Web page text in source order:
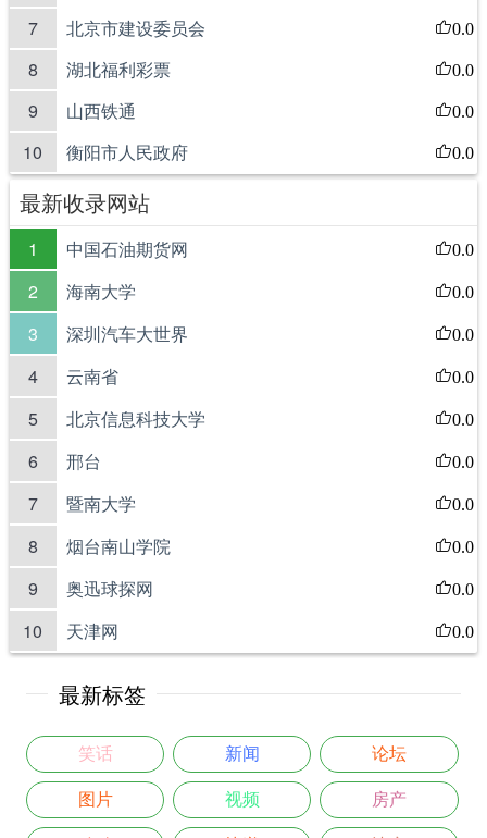
7 北京市建设委员会 0.0
8 湖北福利彩票 0.0
9 山西铁通 0.0
10 衡阳市人民政府 0.0
最新收录网站
1 中国石油期货网 0.0
2 海南大学 0.0
3 深圳汽车大世界 0.0
4 云南省 0.0
5 北京信息科技大学 0.0
6 邢台 0.0
7 暨南大学 0.0
8 烟台南山学院 0.0
9 奥迅球探网 0.0
10 天津网 0.0
最新标签
笑话 新闻 论坛
图片 视频 房产